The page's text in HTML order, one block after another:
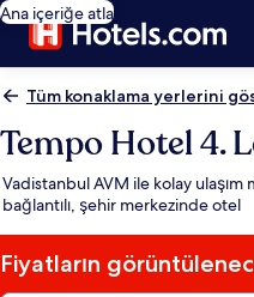
Ana içeriğe atla
Tüm konaklama yerlerini
Tempo Hotel 4.
Vadistanbul AVM ile kolay ulaşım
bağlantılı, şehir merkezinde otel
Fiyatların